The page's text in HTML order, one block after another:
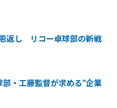
返し リコー卓球部の新戦
・工藤監督が求める“企業